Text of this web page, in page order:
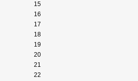
15
16
17
18
19
20
21
22